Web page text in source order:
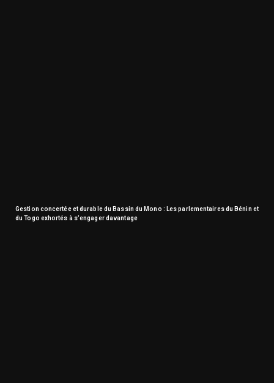
Gestion concertée et durable du Bassin du Mono : Les parlementaires du Bénin et
du Togo exhortés à s’engager davantage